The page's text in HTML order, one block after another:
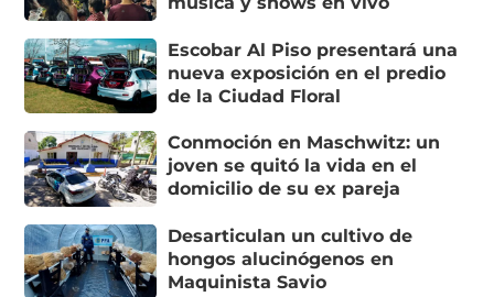
Escobar Al Piso presentará una
nueva exposición en el predio
de la Ciudad Floral
Conmoción en Maschwitz: un
joven se quitó la vida en el
domicilio de su ex pareja
Desarticulan un cultivo de
hongos alucinógenos en
Maquinista Savio